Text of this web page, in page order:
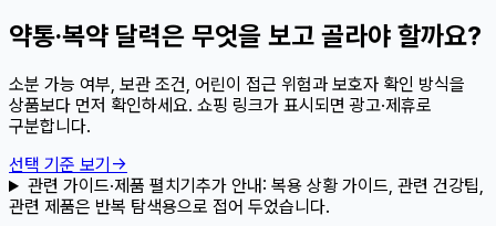
약통·복약 달력은 무엇을 보고 골라야 할까요?
소분 가능 여부, 보관 조건, 어린이 접근 위험과 보호자 확인 방식을
상품보다 먼저 확인하세요. 쇼핑 링크가 표시되면 광고·제휴로
구분합니다.
선택 기준 보기 →
관련 가이드·제품 펼치기추가 안내: 복용 상황 가이드, 관련 건강팁,
관련 제품은 반복 탐색용으로 접어 두었습니다.